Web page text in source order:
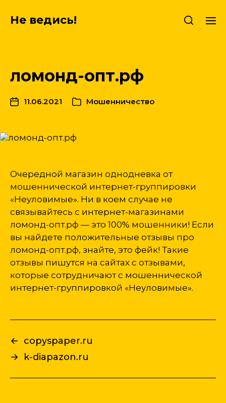
Не ведись!
ломонд-опт.рф
11.06.2021 Мошенничество
Очередной магазин однодневка от
мошеннической интернет-группировки
«Неуловимые». Ни в коем случае не
связывайтесь с интернет-магазинами
ломонд-опт.рф — это 100% мошенники! Если
вы найдете положительные отзывы про
ломонд-опт.рф, знайте, это фейк! Такие
отзывы пишутся на сайтах с отзывами,
которые сотрудничают с мошеннической
интернет-группировкой «Неуловимые».
← copyspaper.ru
→
k-diapazon.ru